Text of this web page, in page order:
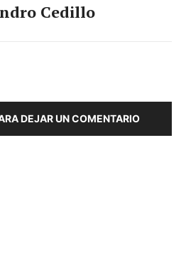
Cedillo
DEJAR UN COMENTARIO